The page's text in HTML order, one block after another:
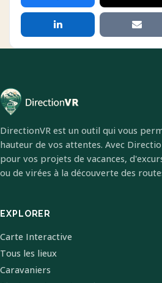
DirectionVR est un outil qui vous
hauteur de vos attentes. Avec
pour vos projets de vacances,
ou de virées à la découverte des
EXPLORER
Carte Interactive
Tous les lieux
Caravaniers